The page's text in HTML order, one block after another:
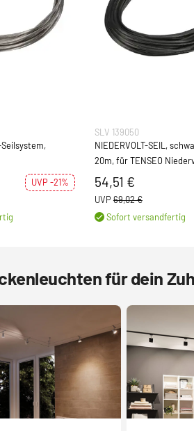
UVP -21%
SLV 139050
NIEDERVOLT-SEIL, schwarz, 6mm²,
20m, für TENSEO Niedervolt-
Seilsystem
54,51 €
UVP 69,02 €
Sofort versandfertig
für dein